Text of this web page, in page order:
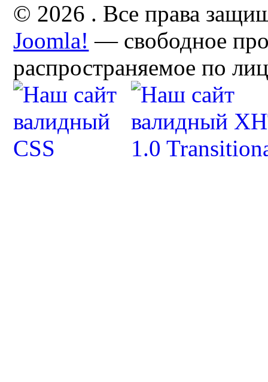
© 2026 . Все права
Joomla! — свободное
распространяемое по